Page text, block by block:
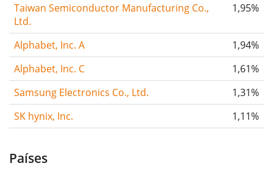
Taiwan Semiconductor Manufacturing Co.,
Ltd.
1,95%
Alphabet, Inc. A
1,94%
Alphabet, Inc. C
1,61%
Samsung Electronics Co., Ltd.
1,31%
SK hynix, Inc.
1,11%
Países